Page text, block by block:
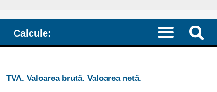
Calcule:
TVA. Valoarea brută. Valoarea netă.